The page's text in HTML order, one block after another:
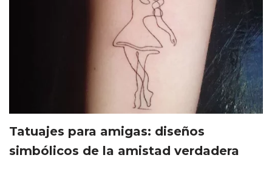
Tatuajes para amigas: diseños
simbólicos de la amistad verdadera